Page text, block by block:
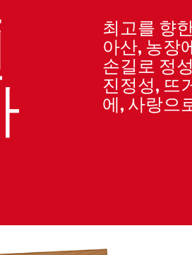
최고를 향
아산, 농장
손길로 정
진정성, 뜨
에, 사랑으